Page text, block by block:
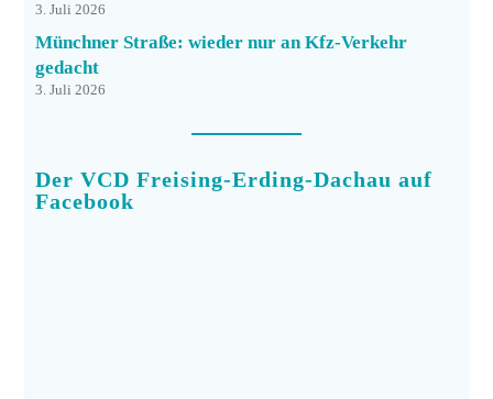
3. Juli 2026
Münchner Straße: wieder nur an Kfz-Verkehr
gedacht
3. Juli 2026
Der VCD Freising-Erding-Dachau auf
Facebook